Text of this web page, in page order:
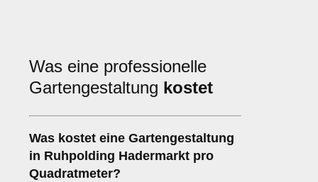
Was eine professionelle
Gartengestaltung kostet
Was kostet eine Gartengestaltung
in Ruhpolding Hadermarkt pro
Quadratmeter?